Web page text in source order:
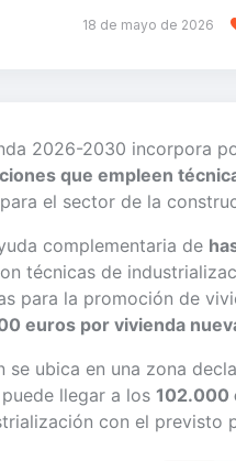
18 de mayo de 2026
2026-2030 incorpora
que empleen
el sector de la
complementaria de
técnicas de
para la promoción de
euros por vivienda
se ubica en una zona
llegar a los102.000
con el previsto